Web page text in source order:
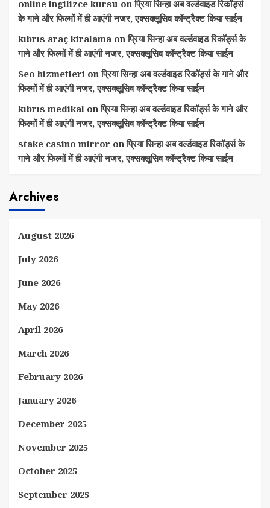
online ingilizce kursu onप्रिया सिन्हा अब वर्ल्डवाइड रिकॉर्ड्स
के गाने और फिल्मों में ही आएंगी नजर, एक्सक्लूसिव कॉन्ट्रैक्ट किया साईन
kıbrıs araç kiralama onप्रिया सिन्हा अब वर्ल्डवाइड रिकॉर्ड्स के
गाने और फिल्मों में ही आएंगी नजर, एक्सक्लूसिव कॉन्ट्रैक्ट किया साईन
Seo hizmetleri onप्रिया सिन्हा अब वर्ल्डवाइड रिकॉर्ड्स के गाने और
फिल्मों में ही आएंगी नजर, एक्सक्लूसिव कॉन्ट्रैक्ट किया साईन
kıbrıs medikal onप्रिया सिन्हा अब वर्ल्डवाइड रिकॉर्ड्स के गाने और
फिल्मों में ही आएंगी नजर, एक्सक्लूसिव कॉन्ट्रैक्ट किया साईन
stake casino mirror onप्रिया सिन्हा अब वर्ल्डवाइड रिकॉर्ड्स के
गाने और फिल्मों में ही आएंगी नजर, एक्सक्लूसिव कॉन्ट्रैक्ट किया साईन
Archives
August 2026
July 2026
June 2026
May 2026
April 2026
March 2026
February 2026
January 2026
December 2025
November 2025
October 2025
September 2025